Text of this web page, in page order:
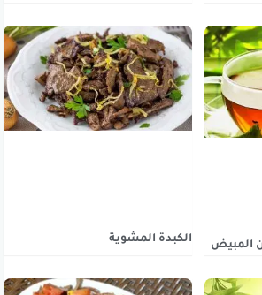
المبيض
الكبدة المشوية